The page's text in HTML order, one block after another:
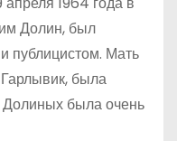
Долин, был
публицистом. Мать
была
Долиных была очень